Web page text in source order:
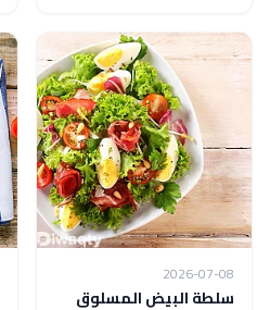
2026-07-08
سلطة البيض المسلوق